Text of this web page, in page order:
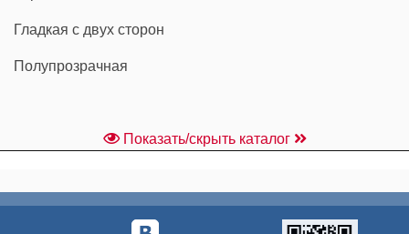
Гладкая с двух сторон
Полупрозрачная
Показать/скрыть каталог